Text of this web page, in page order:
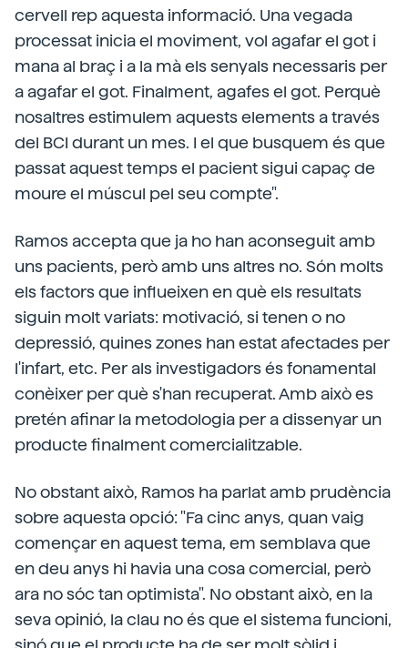
cervell rep aquesta informació. Una vegada
processat inicia el moviment, vol agafar el got i
mana al braç i a la mà els senyals necessaris per
a agafar el got. Finalment, agafes el got. Perquè
nosaltres estimulem aquests elements a través
del BCI durant un mes. I el que busquem és que
passat aquest temps el pacient sigui capaç de
moure el múscul pel seu compte".
Ramos accepta que ja ho han aconseguit amb
uns pacients, però amb uns altres no. Són molts
els factors que influeixen en què els resultats
siguin molt variats: motivació, si tenen o no
depressió, quines zones han estat afectades per
l'infart, etc. Per als investigadors és fonamental
conèixer per què s'han recuperat. Amb això es
pretén afinar la metodologia per a dissenyar un
producte finalment comercialitzable.
No obstant això, Ramos ha parlat amb prudència
sobre aquesta opció: "Fa cinc anys, quan vaig
començar en aquest tema, em semblava que
en deu anys hi havia una cosa comercial, però
ara no sóc tan optimista". No obstant això, en la
seva opinió, la clau no és que el sistema funcioni,